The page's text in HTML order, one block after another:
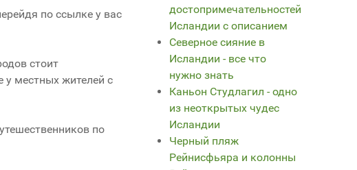
по ссылке у вас
стоит
у местных жителей с
по
достопримечательностей
Исландии с описанием
Северное сияние в
Исландии - все что
нужно знать
Каньон Студлагил - одно
из неоткрытых чудес
Исландии
Черный пляж
Рейнисфьяра и колонны